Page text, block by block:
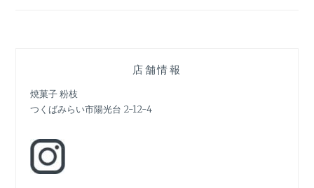
ョ
ン
店舗情報
焼菓子 粉枝
つくばみらい市陽光台 2-12-4